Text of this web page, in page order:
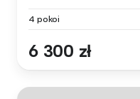
4 pokoi
6 300 zł